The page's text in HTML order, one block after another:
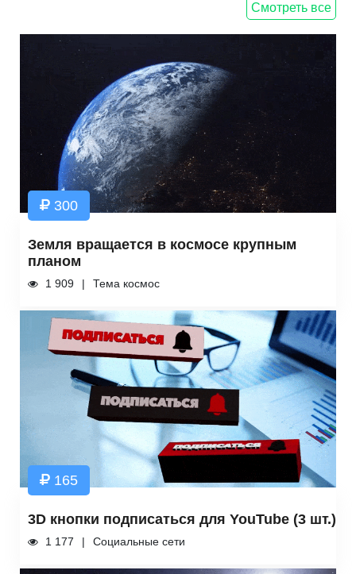
Смотреть все
300
Земля вращается в космосе крупным
планом
1 909 Тема космос
165
3D кнопки подписаться для YouTube (3 шт.)
1 177 Социальные сети